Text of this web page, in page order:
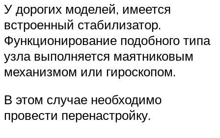
У дорогих моделей, имеется
встроенный стабилизатор.
Функционирование подобного типа
узла выполняется маятниковым
механизмом или гироскопом.
В этом случае необходимо
провести перенастройку.